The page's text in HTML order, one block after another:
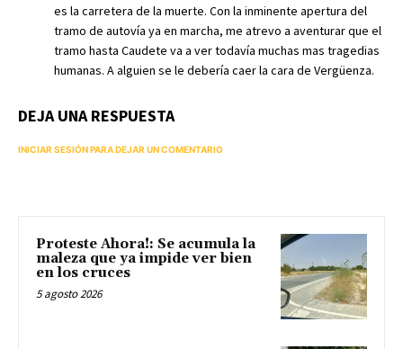
es la carretera de la muerte. Con la inminente apertura del
tramo de autovía ya en marcha, me atrevo a aventurar que el
tramo hasta Caudete va a ver todavía muchas mas tragedias
humanas. A alguien se le debería caer la cara de Vergüenza.
DEJA UNA RESPUESTA
INICIAR SESIÓN PARA DEJAR UN COMENTARIO
Proteste Ahora!: Se acumula la
maleza que ya impide ver bien
en los cruces
5 agosto 2026